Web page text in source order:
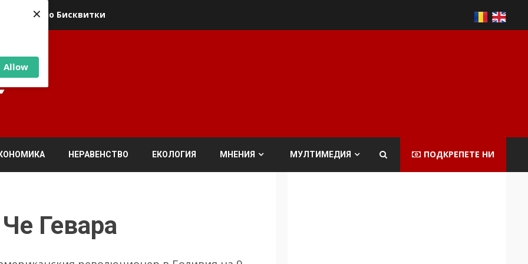
Allow
×
относно Бисквитки
НЕРАВЕНСТВО ЕКОЛОГИЯ МНЕНИЯ МУЛТИМЕДИЯ ПОДКРЕПЕТЕ НИ
Гевара